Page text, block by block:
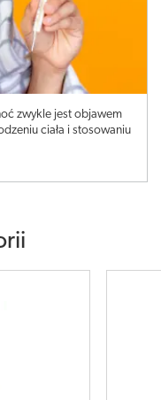
zwykle jest objawem
ciała i stosowaniu